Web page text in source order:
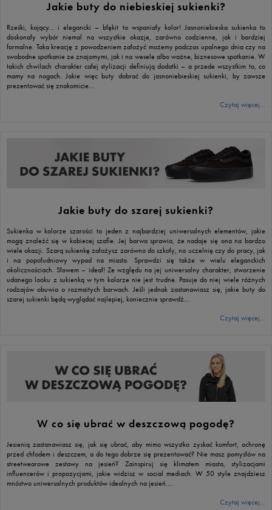
Jakie buty do niebieskiej sukienki?
Rześki, kojący… i elegancki – błękit to wspaniały kolor! Jasnoniebieska sukienka to
doskonały wybór niemal na wszystkie okazje, zarówno codzienne, jak i bardziej
formalne. Taka kreację z powodzeniem założyć możemy podczas upalnego dnia czy na
swobodne spotkanie ze znajomymi, jak i na wesele albo ważne, biznesowe spotkanie. W
takich chwilach charakter całej stylizacji definiują dodatki – a przede wszystkim to, co
mamy na nogach. Jakie więc buty dobrać do jasnoniebieskiej sukienki, by zawsze
prezentować się znakomicie...
Czytaj więcej...
Jakie buty do szarej sukienki?
Sukienka w kolorze szarości to jeden z najbardziej uniwersalnych elementów, jakie
mogą znaleźć się w kobiecej szafie. Jej barwa sprawia, że nadaje się ona na bardzo
wiele okazji. Szarą sukienkę założysz zarówno do szkoły, na uczelnię czy do pracy, jak
i na popołudniowy wypad na miasto. Sprawdzi się także w wielu eleganckich
okolicznościach. Słowem – ideał! Ze względu na jej uniwersalny charakter, stworzenie
udanego looku z sukienką w tym kolorze nie jest trudne. Pasuje do niej wiele różnych
rodzajów obuwia o rozmaitych barwach. Jeśli jednak zastanawiasz się, jakie buty do
szarej sukienki będą wyglądać najlepiej, koniecznie sprawdź...
Czytaj więcej...
W co się ubrać w deszczową pogodę?
Jesienią zastanawiasz się, jak się ubrać, aby mimo wszystko zyskać komfort, ochronę
przed chłodem i deszczem, a do tego dobrze się prezentować? Nie masz pomysłów na
streetwearowe zestawy na jesień? Zainspiruj się klimatem miasta, stylizacjami
influencerów i propozycjami, jakie widzisz w social mediach. W 50 style znajdziesz
mnóstwo uniwersalnych produktów idealnych na jesień....
Czytaj więcej...